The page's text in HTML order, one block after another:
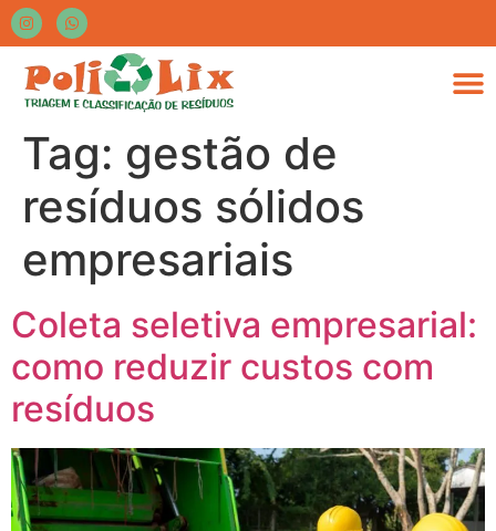
Tag: gestão de
resíduos sólidos
empresariais
Coleta seletiva empresarial:
como reduzir custos com
resíduos